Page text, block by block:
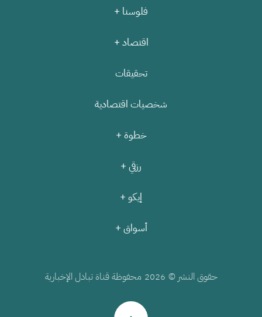
فلوسنا +
اقتصاد +
تحقيقات
شخصيات اقتصادية
خطوة +
رزقي +
إيكو +
أسواق +
حقوق النشر © 2026 محفوظة قناة تبادل الإخبارية